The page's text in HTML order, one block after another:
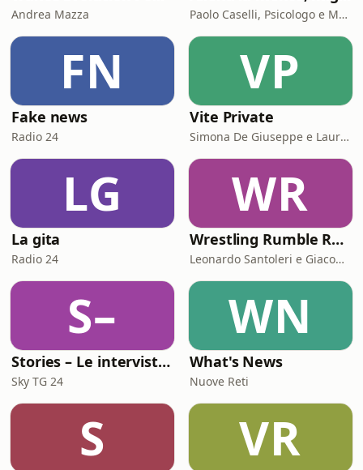
Andrea Mazza Paolo Caselli, Psicologo e Mental Trainer
FN
Fake news
Radio 24
VP
Vite Private
Simona De Giuseppe e Laura Marinaro
LG
La gita
Radio 24
WR
Wrestling Rumble Room Podcast
Leonardo Santoleri e Giacomo Toniaccini
S–
Stories – Le interviste di Omar Schillaci
Sky TG 24
WN
What's News
Nuove Reti
S VR